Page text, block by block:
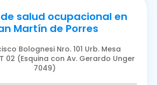
salud ocupacional en
Martín de Porres
Bolognesi Nro. 101 Urb. Mesa
02 (Esquina con Av. Gerardo Unger
7049)